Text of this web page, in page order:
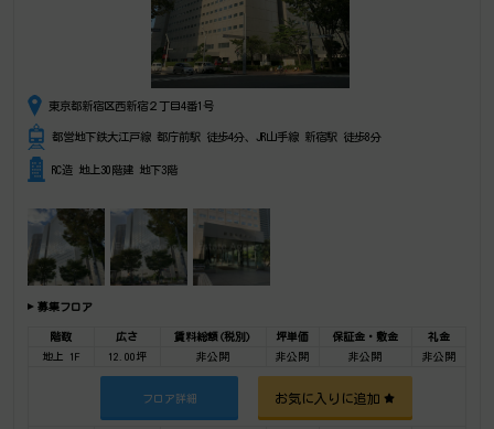
東京都新宿区西新宿２丁目4番1号
都営地下鉄大江戸線 都庁前駅 徒歩4分、JR山手線 新宿駅 徒歩8分
RC造 地上30階建 地下3階
募集フロア
階数 広さ 賃料総額(税別) 坪単価 保証金・敷金
礼金
地上 1F
12.00坪 非公開 非公開 非公開 非公開
フロア詳細 お気に入りに追加